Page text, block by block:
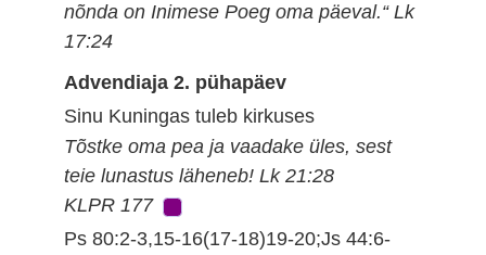
nõnda on Inimese Poeg oma päeval.“ Lk
17:24
Advendiaja 2. pühapäev
Sinu Kuningas tuleb kirkuses
Tõstke oma pea ja vaadake üles, sest
teie lunastus läheneb! Lk 21:28
KLPR 177
Ps 80:2-3,15-16(17-18)19-20;Js 44:6-